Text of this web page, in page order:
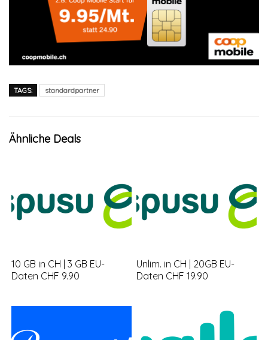
TAGS: standardpartner
Ähnliche Deals
10 GB in CH | 3 GB EU-
Daten CHF 9.90
Unlim. in CH | 20GB EU-
Daten CHF 19.90